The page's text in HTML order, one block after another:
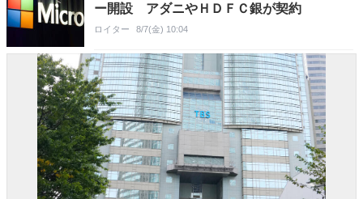
ー開設 アダニやＨＤＦＣ銀が契約
ロイター 8/7(金) 10:04